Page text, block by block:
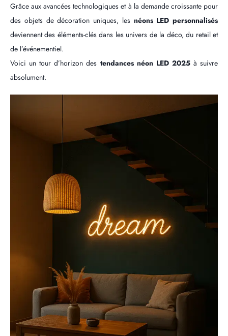
Grâce aux avancées technologiques et à la demande croissante pour
des objets de décoration uniques, les néons LED personnalisés
deviennent des éléments-clés dans les univers de la déco, du retail et
de l’événementiel.
Voici un tour d’horizon des tendances néon LED 2025à suivre
absolument.